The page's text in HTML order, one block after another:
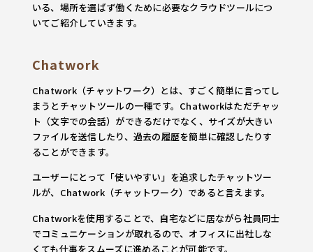
いる、場所を選ばず働くために必要なクラウドツールにつ
いてご紹介していきます。
Chatwork
Chatwork（チャットワーク）とは、すごく簡単に言ってし
まうとチャットツールの一種です。Chatworkはただチャッ
ト（文字での会話）ができるだけでなく、サイズが大きい
ファイルを送信したり、過去の履歴を簡単に確認したりす
ることができます。
ユーザーにとって「使いやすい」を追求したチャットツー
ルが、Chatwork（チャットワーク）であると言えます。
Chatworkを使用することで、自宅などに居ながら社員同士
でコミュニケーションが取れるので、オフィスに出社しな
くても仕事をスムーズに進めることが可能です。